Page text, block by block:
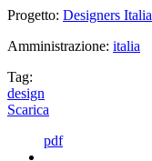
Progetto: Designers Italia
Amministrazione: italia
Tag:
design
Scarica
pdf